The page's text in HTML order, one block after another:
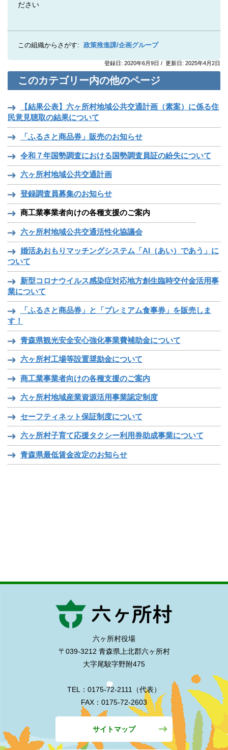
ださい
この組織からさがす: 政策推進課/企画グループ
登録日: 2020年6月9日 / 更新日: 2025年4月2日
このカテゴリー内の他のページ
【結果公表】六ヶ所村地域公共交通計画（素案）に係る住
民意見聴取の結果について
「ふるさと商品券」販売のお知らせ
令和７年国勢調査における国勢調査員証の紛失について
六ヶ所村地域公共交通計画
登録調査員募集のお知らせ
商工業事業者向けの各種支援のご案内
六ヶ所村地域公共交通活性化協議会
婚活あおもりマッチングシステム「AI（あい）であう」に
ついて
新型コロナウイルス感染症対応地方創生臨時交付金活用事
業について
「ふるさと商品券」と「プレミアム食事券」を販売しま
す！
青森県観光安全安心強化事業費補助金について
六ヶ所村工場等設置奨励金について
商工業事業者向けの各種支援のご案内
六ヶ所村地域産業資源活用事業認定制度
セーフティネット保証制度について
六ヶ所村子育て応援タクシー利用券助成事業について
青森県最低賃金改定のお知らせ
六ヶ所村役場
〒039-3212 青森県上北郡六ヶ所村
大字尾駮字野附475
TEL：0175-72-2111（代表）
FAX：0175-72-2603
サイトマップ